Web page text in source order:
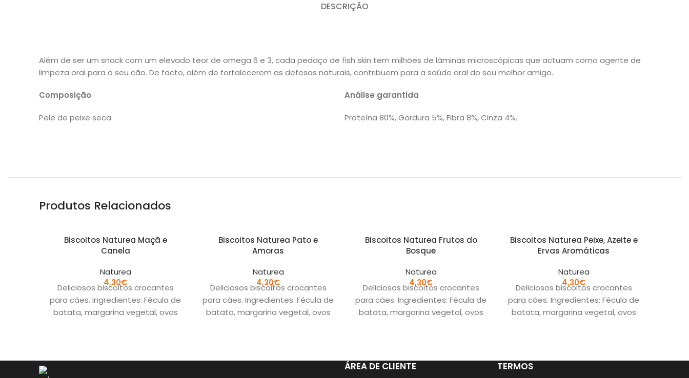
DESCRIÇÃO
Além de ser um snack com um elevado teor de omega 6 e 3, cada pedaço de fish skin tem milhões de lâminas microscópicas que actuam como agente de
limpeza oral para o seu cão. De facto, além de fortalecerem as defesas naturais, contribuem para a saúde oral do seu melhor amigo.
Composição
Pele de peixe seca.
Análise garantida
Proteína 80%, Gordura 5%, Fibra 8%, Cinza 4%.
Produtos Relacionados
Biscoitos Naturea Maçã e
Canela
Naturea
4,30€
Deliciosos biscoitos crocantes
para cães. Ingredientes: Fécula de
batata, margarina vegetal, ovos
Biscoitos Naturea Pato e
Amoras
Naturea
4,30€
Deliciosos biscoitos crocantes
para cães. Ingredientes: Fécula de
batata, margarina vegetal, ovos
Biscoitos Naturea Frutos do
Bosque
Naturea
4,30€
Deliciosos biscoitos crocantes
para cães. Ingredientes: Fécula de
batata, margarina vegetal, ovos
Biscoitos Naturea Peixe, Azeite e
Ervas Aromáticas
Naturea
4,30€
Deliciosos biscoitos crocantes
para cães. Ingredientes: Fécula de
batata, margarina vegetal, ovos
ÁREA DE CLIENTE TERMOS